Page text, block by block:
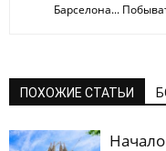
Барселона...
ПОХОЖИЕ СТАТЬИ
Начало